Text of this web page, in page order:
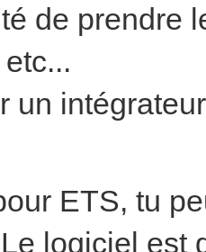
de prendre
un
ETS, tu
logiciel est